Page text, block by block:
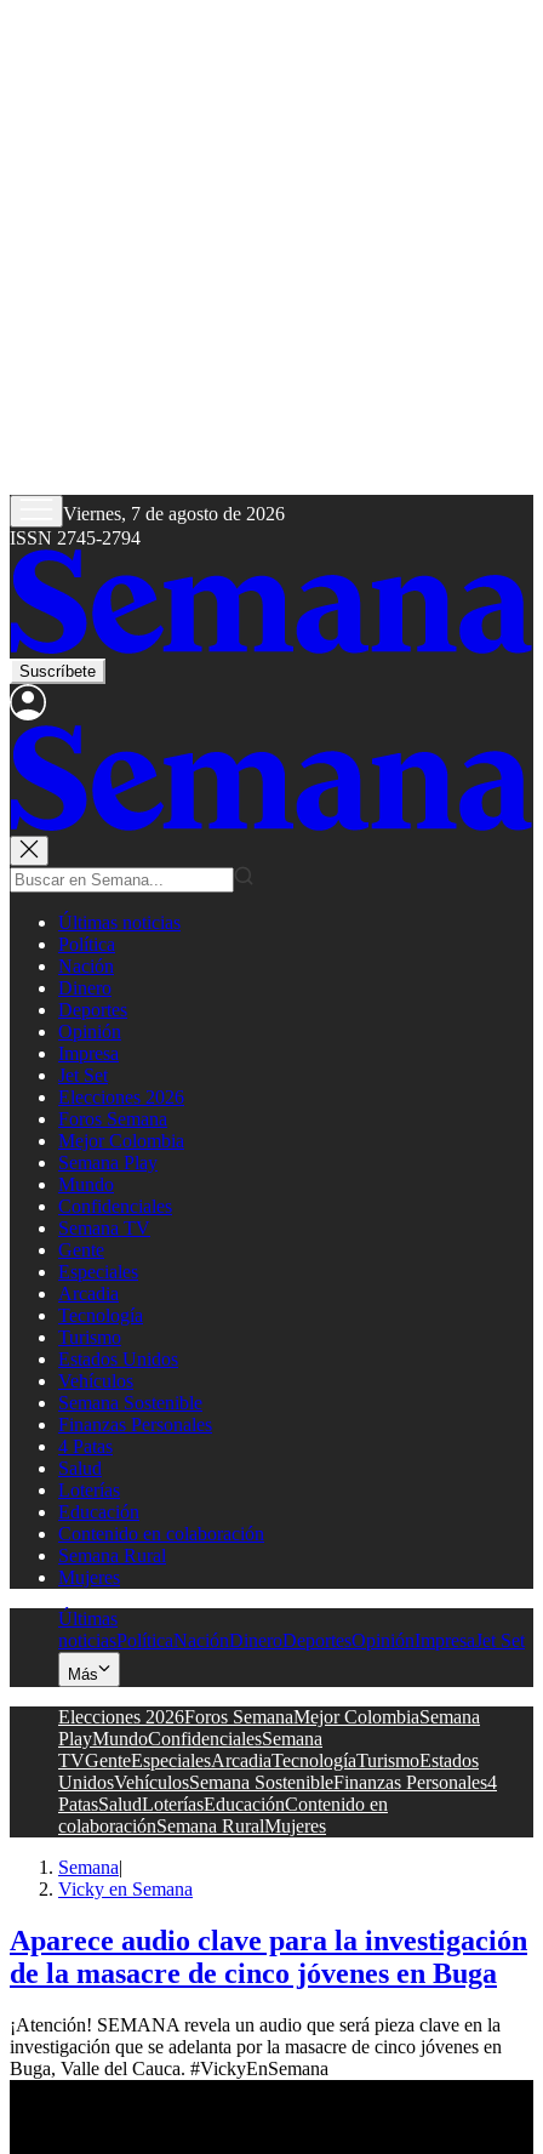
Viernes, 7 de agosto de 2026
ISSN 2745-2794
Suscríbete
Últimas noticias
Política
Nación
Dinero
Deportes
Opinión
Impresa
Jet Set
Elecciones 2026
Foros Semana
Mejor Colombia
Semana Play
Mundo
Confidenciales
Semana TV
Gente
Especiales
Arcadia
Tecnología
Turismo
Estados Unidos
Vehículos
Semana Sostenible
Finanzas Personales
4 Patas
Salud
Loterías
Educación
Contenido en colaboración
Semana Rural
Mujeres
Últimas
noticiasPolíticaNaciónDineroDeportesOpiniónImpresaJet Set
Más
Elecciones 2026Foros SemanaMejor ColombiaSemana
PlayMundoConfidencialesSemana
TVGenteEspecialesArcadiaTecnologíaTurismoEstados
UnidosVehículosSemana SostenibleFinanzas Personales4
PatasSaludLoteríasEducaciónContenido en
colaboraciónSemana RuralMujeres
Semana|
Vicky en Semana
Aparece audio clave para la investigación
de la masacre de cinco jóvenes en Buga
¡Atención! SEMANA revela un audio que será pieza clave en la
investigación que se adelanta por la masacre de cinco jóvenes en
Buga, Valle del Cauca. #VickyEnSemana